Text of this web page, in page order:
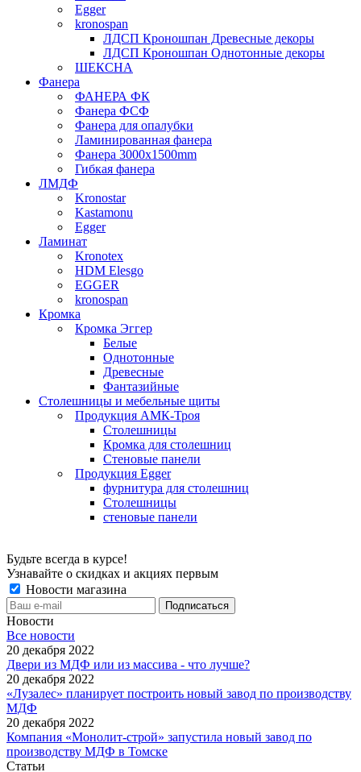
Egger
kronospan
ЛДСП Кроношпан Древесные декоры
ЛДСП Кроношпан Однотонные декоры
ШЕКСНА
Фанера
ФАНЕРА ФК
Фанера ФСФ
Фанера для опалубки
Ламинированная фанера
Фанера 3000х1500mm
Гибкая фанера
ЛМДФ
Kronostar
Kastamonu
Egger
Ламинат
Kronotex
HDM Elesgo
EGGER
kronospan
Кромка
Кромка Эггер
Белые
Однотонные
Древесные
Фантазийные
Столешницы и мебельные щиты
Продукция АМК-Троя
Столешницы
Кромка для столешниц
Стеновые панели
Продукция Egger
фурнитура для столешниц
Столешницы
стеновые панели
Будьте всегда в курсе!
Узнавайте о скидках и акциях первым
Новости магазина
Новости
Все новости
20 декабря 2022
Двери из МДФ или из массива - что лучше?
20 декабря 2022
«Лузалес» планирует построить новый завод по производству
МДФ
20 декабря 2022
Компания «Монолит-строй» запустила новый завод по
производству МДФ в Томске
Статьи